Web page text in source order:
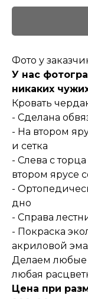
Фото у
У нас
никаких
Кровать
- Сделана
- На втором
и сетка
- Слева с
втором ярусе
-
дно
- Справа
- Покраска
акриловой
Делаем любые
любая
Цена при